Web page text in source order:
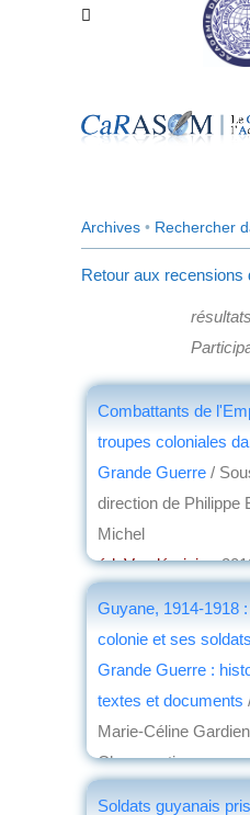
Archives • Rechercher
Retour aux recensions
Combattants de
troupes coloniales
Grande Guerre /
direction de Philippe
Michel
éd. Vendémiaire,
Guyane, 1914-1918
colonie et ses
Grande Guerre :
textes et documents
Marie-Céline
Champesting
Soldats guyanais